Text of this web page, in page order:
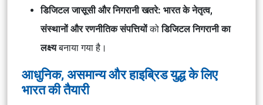
डिजिटल जासूसी और निगरानी खतरे: भारत के नेतृत्व,
संस्थानों और रणनीतिक संपत्तियोंकोडिजिटल निगरानी का
लक्ष्यबनाया गया है।
आधुनिक, असमान्य और हाइब्रिड युद्ध के लिए
भारत की तैयारी